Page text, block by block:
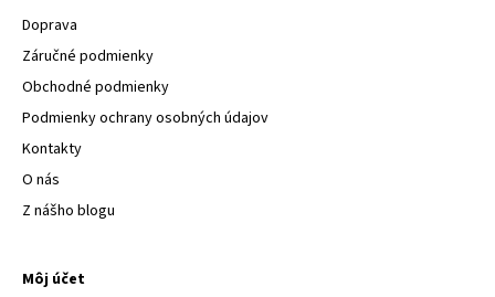
Doprava
Záručné podmienky
Obchodné podmienky
Podmienky ochrany osobných údajov
Kontakty
O nás
Z nášho blogu
Môj účet